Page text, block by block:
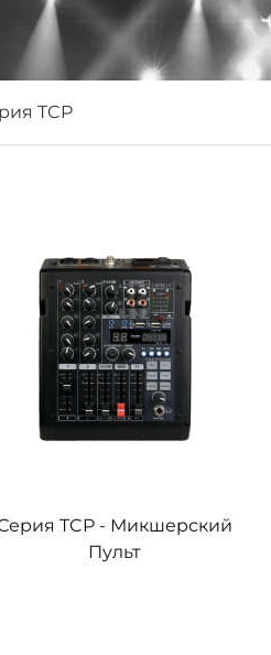
TCP
TCP - Микшерский
Пульт